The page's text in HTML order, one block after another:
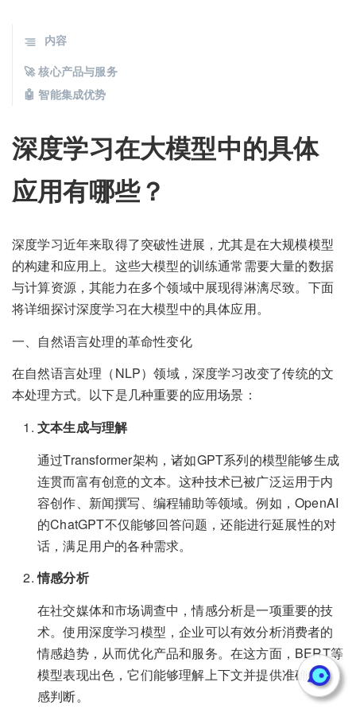
深度学习在大模型中的具体
应用有哪些？
深度学习近年来取得了突破性进展，尤其是在大规模模型
的构建和应用上。这些大模型的训练通常需要大量的数据
与计算资源，其能力在多个领域中展现得淋漓尽致。下面
将详细探讨深度学习在大模型中的具体应用。
一、自然语言处理的革命性变化
在自然语言处理（NLP）领域，深度学习改变了传统的文
本处理方式。以下是几种重要的应用场景：
文本生成与理解
通过Transformer架构，诸如GPT系列的模型能够生成
连贯而富有创意的文本。这种技术已被广泛运用于内
容创作、新闻撰写、编程辅助等领域。例如，OpenAI
的ChatGPT不仅能够回答问题，还能进行延展性的对
话，满足用户的各种需求。
情感分析
在社交媒体和市场调查中，情感分析是一项重要的技
术。使用深度学习模型，企业可以有效分析消费者的
情感趋势，从而优化产品和服务。在这方面，BERT等
模型表现出色，它们能够理解上下文并提供准确的情
感判断。
内容
🚀 核心产品与服务
🤖 智能集成优势